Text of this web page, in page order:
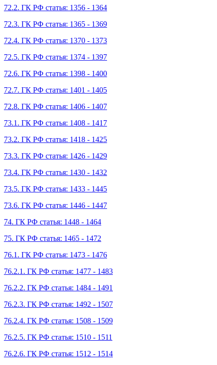
72.2. ГК РФ статья: 1356 - 1364
72.3. ГК РФ статья: 1365 - 1369
72.4. ГК РФ статья: 1370 - 1373
72.5. ГК РФ статья: 1374 - 1397
72.6. ГК РФ статья: 1398 - 1400
72.7. ГК РФ статья: 1401 - 1405
72.8. ГК РФ статья: 1406 - 1407
73.1. ГК РФ статья: 1408 - 1417
73.2. ГК РФ статья: 1418 - 1425
73.3. ГК РФ статья: 1426 - 1429
73.4. ГК РФ статья: 1430 - 1432
73.5. ГК РФ статья: 1433 - 1445
73.6. ГК РФ статья: 1446 - 1447
74. ГК РФ статья: 1448 - 1464
75. ГК РФ статья: 1465 - 1472
76.1. ГК РФ статья: 1473 - 1476
76.2.1. ГК РФ статья: 1477 - 1483
76.2.2. ГК РФ статья: 1484 - 1491
76.2.3. ГК РФ статья: 1492 - 1507
76.2.4. ГК РФ статья: 1508 - 1509
76.2.5. ГК РФ статья: 1510 - 1511
76.2.6. ГК РФ статья: 1512 - 1514